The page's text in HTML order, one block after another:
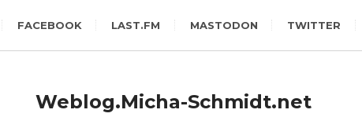
FACEBOOK LAST.FM MASTODON TWITTER
Weblog.Micha-Schmidt.net